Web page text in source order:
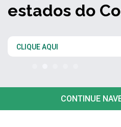
estados do
CLIQUE AQUI
CONTINUE